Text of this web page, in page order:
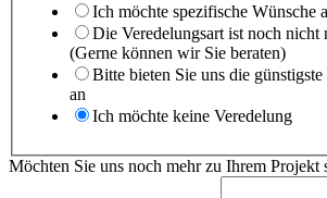
Ich möchte spezifische Wünsche
Die Veredelungsart ist noch nicht
(Gerne können wir Sie beraten)
Bitte bieten Sie uns die
an
Ich möchte keine Veredelung
Möchten Sie uns noch mehr zu Ihrem Projekt